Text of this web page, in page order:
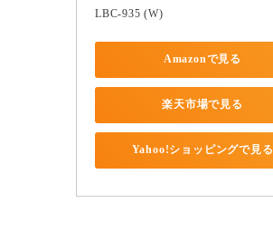
LBC-935 (W)
Amazonで見る
楽天市場で見る
Yahoo!ショッピングで見る